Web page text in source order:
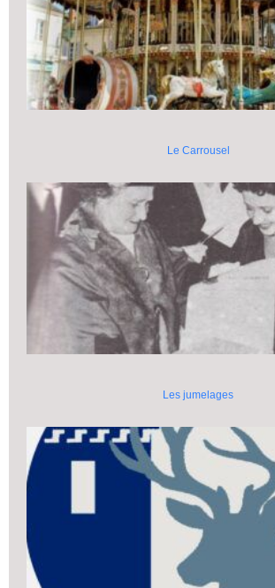
Le Carrousel
Les jumelages